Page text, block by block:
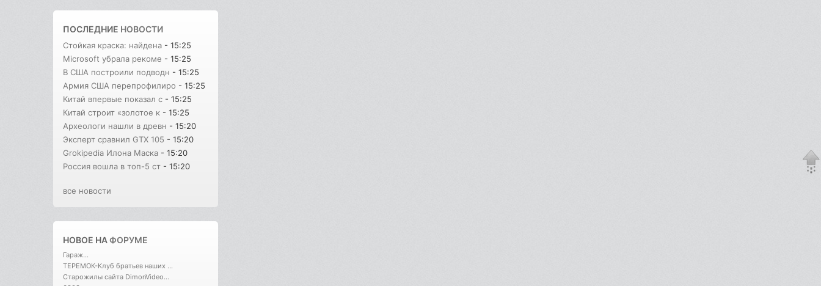
ПОСЛЕДНИЕ НОВОСТИ
Стойкая краска: найдена - 15:25
Microsoft убрала рекоме - 15:25
В США построили подводн - 15:25
Армия США перепрофилиро - 15:25
Китай впервые показал с - 15:25
Китай строит «золотое к - 15:25
Археологи нашли в древн - 15:20
Эксперт сравнил GTX 105 - 15:20
Grokipedia Илона Маска - 15:20
Россия вошла в топ-5 ст - 15:20
все новости
НОВОЕ НАФОРУМЕ
Гараж...
ТЕРЕМОК-Клуб братьев наших ...
Старожилы сайта DimonVideo...